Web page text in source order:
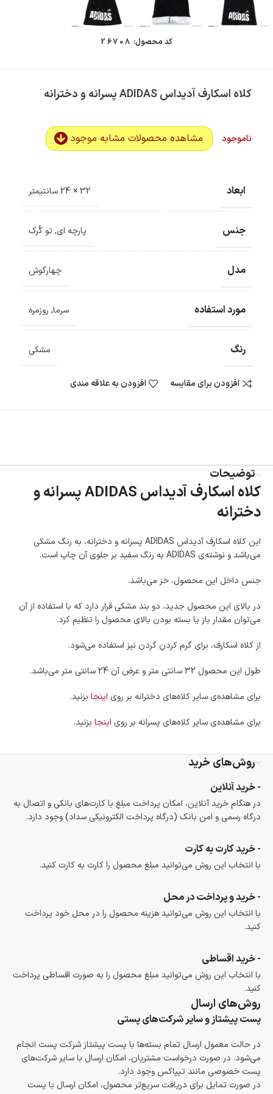
کد محصول: 26708
کلاه اسکارف آدیداس ADIDAS پسرانه و دخترانه
ناموجود مشاهده محصولات مشابه موجود
ابعاد 32 × 24 سانتیمتر
جنس پارچه ای,تو کُرک
مدل چهارگوش
مورد استفاده سرما, روزمره
رنگ مشکی
افزودن برای مقایسه افزودن به علاقه مندی
گارانتی معتبر برای تمامی محصولات ارائه می‌شود.
ارسال سریع و رایگان
سفارش‌های بیش از500 هزار تومان ، رایگان به سراسر کشور
ضمانت بازگشت کالا
تا 14 روز پس از تحویل کالا می‌توانید آن را برگشت دهید.
امکان پرداخت در محل
در هنگام خرید محصول، امکان انتخاب پرداخت در محل
وجود دارد.
امکان پرداخت اقساطی
خرید اقساطی با شرایط آسان و بدون ضامن امکان‌پذیر
ضمانت اصالت کالا
توضیحات
کلاه اسکارف آدیداس ADIDAS پسرانه و
دخترانه
این کلاه اسکارف آدیداس ADIDAS پسرانه و دخترانه، به رنگ مشکی
می‌باشد و نوشته‌‌ی ADIDAS به رنگ سفید بر جلوی آن چاپ است.
جنس داخل این محصول، خز می‌باشد.
در بالای این محصول جدید، دو بند مشکی قرار دارد که با استفاده از آن
می‌توان مقدار باز یا بسته بودن بالای محصول را تنظیم کرد.
از کلاه اسکارف، برای گرم کردنِ گردن نیز استفاده می‌شود.
طول این محصول 32 سانتی متر و عرض آن 24 سانتی متر می‌باشد.
برای مشاهده‌‌ی سایر کلاه‌های دخترانه بر روی اینجا بزنید.
برای مشاهده‌ی سایر کلاه‌های پسرانه بر روی اینجا بزنید.
روش‌های خرید
- خرید آنلاین
در هنگام خرید آنلاین، امکان پرداخت مبلغ با کارت‌های بانکی و اتصال به
درگاه رسمی و امن بانک (درگاه پرداخت الکترونیکی سداد) وجود دارد.
- خرید کارت به کارت
با انتخاب این روش می‌توانید مبلغ محصول را کارت به کارت کنید.
- خرید و پرداخت در محل
با انتخاب این روش می‌توانید هزینه محصول را در محل خود پرداخت
کنید.
- خرید اقساطی
با انتخاب این روش می‌توانید مبلغ محصول را به صورت اقساطی پرداخت
کنید.
روش‌های ارسال
پست پیشتاز و سایر شرکت‌های پستی
در حالت معمول ارسال تمام بسته‌ها با پست پیشتاز شرکت پست انجام
می‌شود. در صورت درخواست مشتریان، امکان ارسال با سایر شرکت‌های
پست خصوصی مانند تیپاکس وجود دارد.
در صورت تمایل برای دریافت سریع‌تر محصول، امکان ارسال با پست